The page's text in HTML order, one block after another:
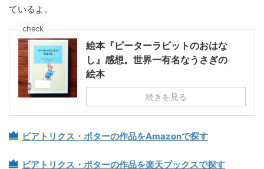
ているよ。
check
絵本『ピーターラビットのおはな
し』感想。世界一有名なうさぎの
絵本
続きを見る
ビアトリクス・ポターの作品をAmazonで探す
ビアトリクス・ポターの作品を楽天ブックスで探す